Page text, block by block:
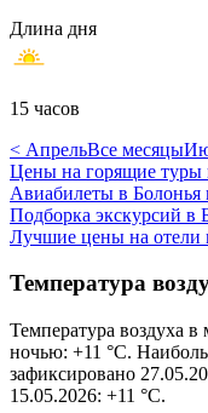
Длина дня
15 часов
< АпрельВсе месяцы
Цены на горящие туры
Авиабилеты в Болонья
Подборка экскурсий в
Лучшие цены на отели
Температура
Температура воздуха в
ночью: +11 °C.
зафиксировано
15.05.2026: +11 °C.